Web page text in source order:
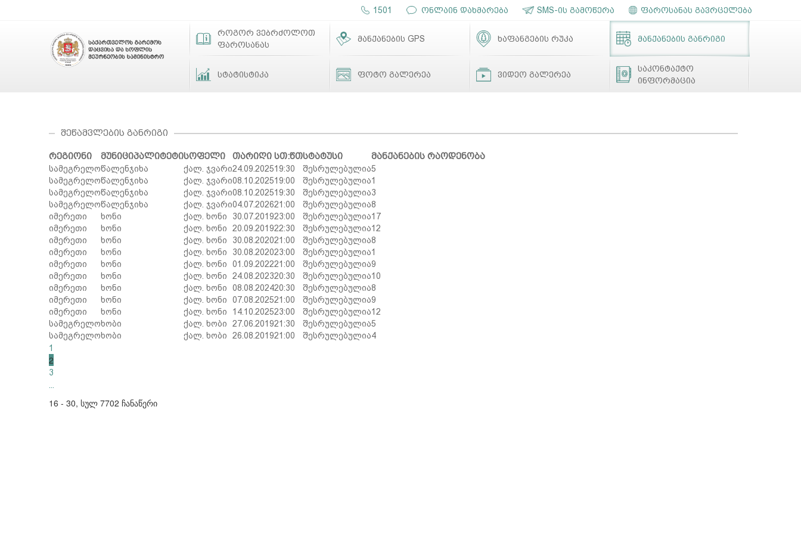
ფაროსანას გავრცელება
SMS-ის გამოწერა
ონლაინ დახმარება
1501
როგორ ვებრძოლოთ
ფაროსანას
მანქანების GPS ხაფანგების რუკა მანქანების განრიგი
სტატისტიკა ფოტო გალერეა ვიდეო გალერეა
საკონტაქტო
ინფორმაცია
ᲨᲔᲬᲐᲛᲕᲚᲔᲑᲘᲡ ᲒᲐᲜᲠᲘᲒᲘ
რეგიონი მუნიციპალიტეტისოფელი თარიღი სთ:წთსტატუსი მანქანების რაოდენობა
სამეგრელოწალენჯიხა ქალ. ჯვარი24.09.202519:30 შესრულებულია5
სამეგრელოწალენჯიხა ქალ. ჯვარი08.10.202519:00 შესრულებულია1
სამეგრელოწალენჯიხა ქალ. ჯვარი08.10.202519:30 შესრულებულია3
სამეგრელოწალენჯიხა ქალ. ჯვარი04.07.202621:00 შესრულებულია8
იმერეთი
ხონი ქალ. ხონი 30.07.201923:00 შესრულებულია17
იმერეთი
ხონი ქალ. ხონი 20.09.201922:30 შესრულებულია12
იმერეთი
ხონი ქალ. ხონი 30.08.202021:00 შესრულებულია8
იმერეთი
ხონი ქალ. ხონი 30.08.202023:00 შესრულებულია1
იმერეთი
ხონი ქალ. ხონი 01.09.202221:00 შესრულებულია9
იმერეთი
ხონი ქალ. ხონი 24.08.202320:30 შესრულებულია10
იმერეთი
ხონი ქალ. ხონი 08.08.202420:30 შესრულებულია8
იმერეთი
ხონი ქალ. ხონი 07.08.202521:00 შესრულებულია9
იმერეთი
ხონი ქალ. ხონი 14.10.202523:00 შესრულებულია12
სამეგრელოხობი ქალ. ხობი 27.06.201921:30 შესრულებულია5
სამეგრელოხობი ქალ. ხობი 26.08.201921:00 შესრულებულია4
1
2
3
16 - 30, სულ 7702 ჩანაწერი